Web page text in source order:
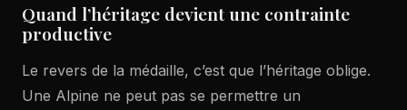
Quand l’héritage devient une contrainte
productive
Le revers de la médaille, c’est que l’héritage oblige.
Une Alpine ne peut pas se permettre un